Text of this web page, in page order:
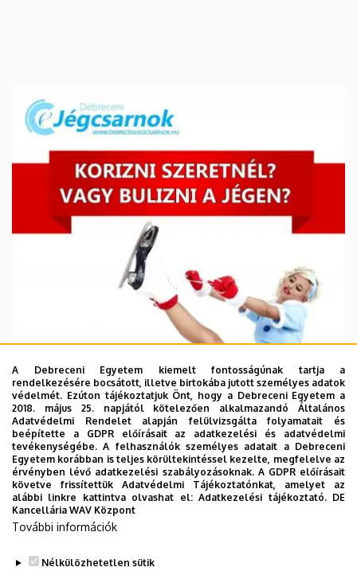
A Debreceni Egyetem kiemelt fontosságúnak tartja a
rendelkezésére bocsátott, illetve birtokába jutott személyes adatok
védelmét. Ezúton tájékoztatjuk Önt, hogy a Debreceni Egyetem a
2018. május 25. napjától kötelezően alkalmazandó Általános
Adatvédelmi Rendelet alapján felülvizsgálta folyamatait és
beépítette a GDPR előírásait az adatkezelési és adatvédelmi
tevékenységébe. A felhasználók személyes adatait a Debreceni
Egyetem korábban is teljes körültekintéssel kezelte, megfelelve az
érvényben lévő adatkezelési szabályozásoknak. A GDPR előírásait
követve frissítettük Adatvédelmi Tájékoztatónkat, amelyet az
alábbi linkre kattintva olvashat el:Adatkezelési tájékoztató. DE
Kancellária WAV Központ
További információk
Nélkülözhetetlen sütik